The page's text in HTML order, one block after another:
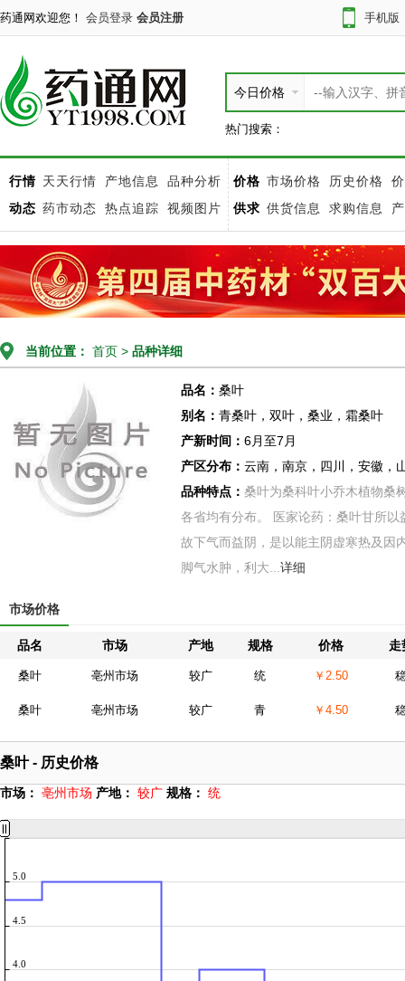
药通网欢迎您！ 会员登录 会员注册 手机版
今日价格
热门搜索：
行情 天天行情 产地信息
品种分析
动态 药市动态 热点追踪 视频图片
价格 市场价格 历史价格
供求 供货信息 求购信息
当前位置： 首页 > 品种详细
品名： 桑叶
别名： 青桑叶，双叶，桑业，霜桑叶
产新时间： 6月至7月
产区分布： 云南，南京，四川，安徽，
品种特点： 桑叶为桑科叶小乔木植物桑
各省均有分布。 医家论药：桑叶甘所
故下气而益阴，是以能主阴虚寒热及因
脚气水肿，利大... 详细
市场价格
品名 市场 产地 规格 价格 走
桑叶 亳州市场 较广 统 ￥2.50
桑叶 亳州市场 较广 青 ￥4.50
桑叶 - 历史价格
市场： 亳州市场 产地： 较广 规格： 统
4.0
4.5
5.0